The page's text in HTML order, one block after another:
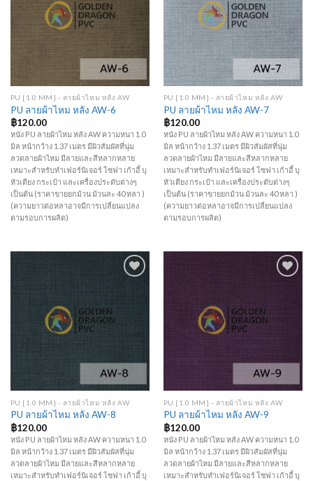
Add to
Wishlist
PU [1.0 MM] - ลายผ้าไหม หลัง AW
PU ลายผ้าไหม หลัง AW-6
฿120.00
หนัง PU ลายผ้าไหม หลัง AW ความหนา 1.0
มิล หน้ากว้าง 1.37 เมตร มีผิวสัมผัสที่นุ่ม
ลวดลายผ้าไหม มีลายและสีหลากหลาย
เหมาะสำหรับทำเฟอร์นิเจอร์ โซฟา เก้าอี้ บุ
หัวเตียง กระเป๋า และเครื่องประดับต่างๆ
เป็นต้น (ราคาขายยกม้วน ม้วนละ 40 หลา )
(ความยาวต่อหลาอาจมีการเปลี่ยนแปลง
ตามรอบการผลิต)
Add to
Wishlist
PU [1.0 MM] - ลายผ้าไหม หลัง AW
PU ลายผ้าไหม หลัง AW-7
฿120.00
หนัง PU ลายผ้าไหม หลัง AW ความหนา 1.0
มิล หน้ากว้าง 1.37 เมตร มีผิวสัมผัสที่นุ่ม
ลวดลายผ้าไหม มีลายและสีหลากหลาย
เหมาะสำหรับทำเฟอร์นิเจอร์ โซฟา เก้าอี้ บุ
หัวเตียง กระเป๋า และเครื่องประดับต่างๆ
เป็นต้น (ราคาขายยกม้วน ม้วนละ 40 หลา )
(ความยาวต่อหลาอาจมีการเปลี่ยนแปลง
ตามรอบการผลิต)
Wishlist
PU [1.0 MM] - ลายผ้าไหม หลัง AW
PU ลายผ้าไหม หลัง AW-8
฿120.00
หนัง PU ลายผ้าไหม หลัง AW ความหนา 1.0
มิล หน้ากว้าง 1.37 เมตร มีผิวสัมผัสที่นุ่ม
ลวดลายผ้าไหม มีลายและสีหลากหลาย
เหมาะสำหรับทำเฟอร์นิเจอร์ โซฟา เก้าอี้ บุ
Wishlist
PU [1.0 MM] - ลายผ้าไหม หลัง AW
PU ลายผ้าไหม หลัง AW-9
฿120.00
หนัง PU ลายผ้าไหม หลัง AW ความหนา 1.0
มิล หน้ากว้าง 1.37 เมตร มีผิวสัมผัสที่นุ่ม
ลวดลายผ้าไหม มีลายและสีหลากหลาย
เหมาะสำหรับทำเฟอร์นิเจอร์ โซฟา เก้าอี้ บุ